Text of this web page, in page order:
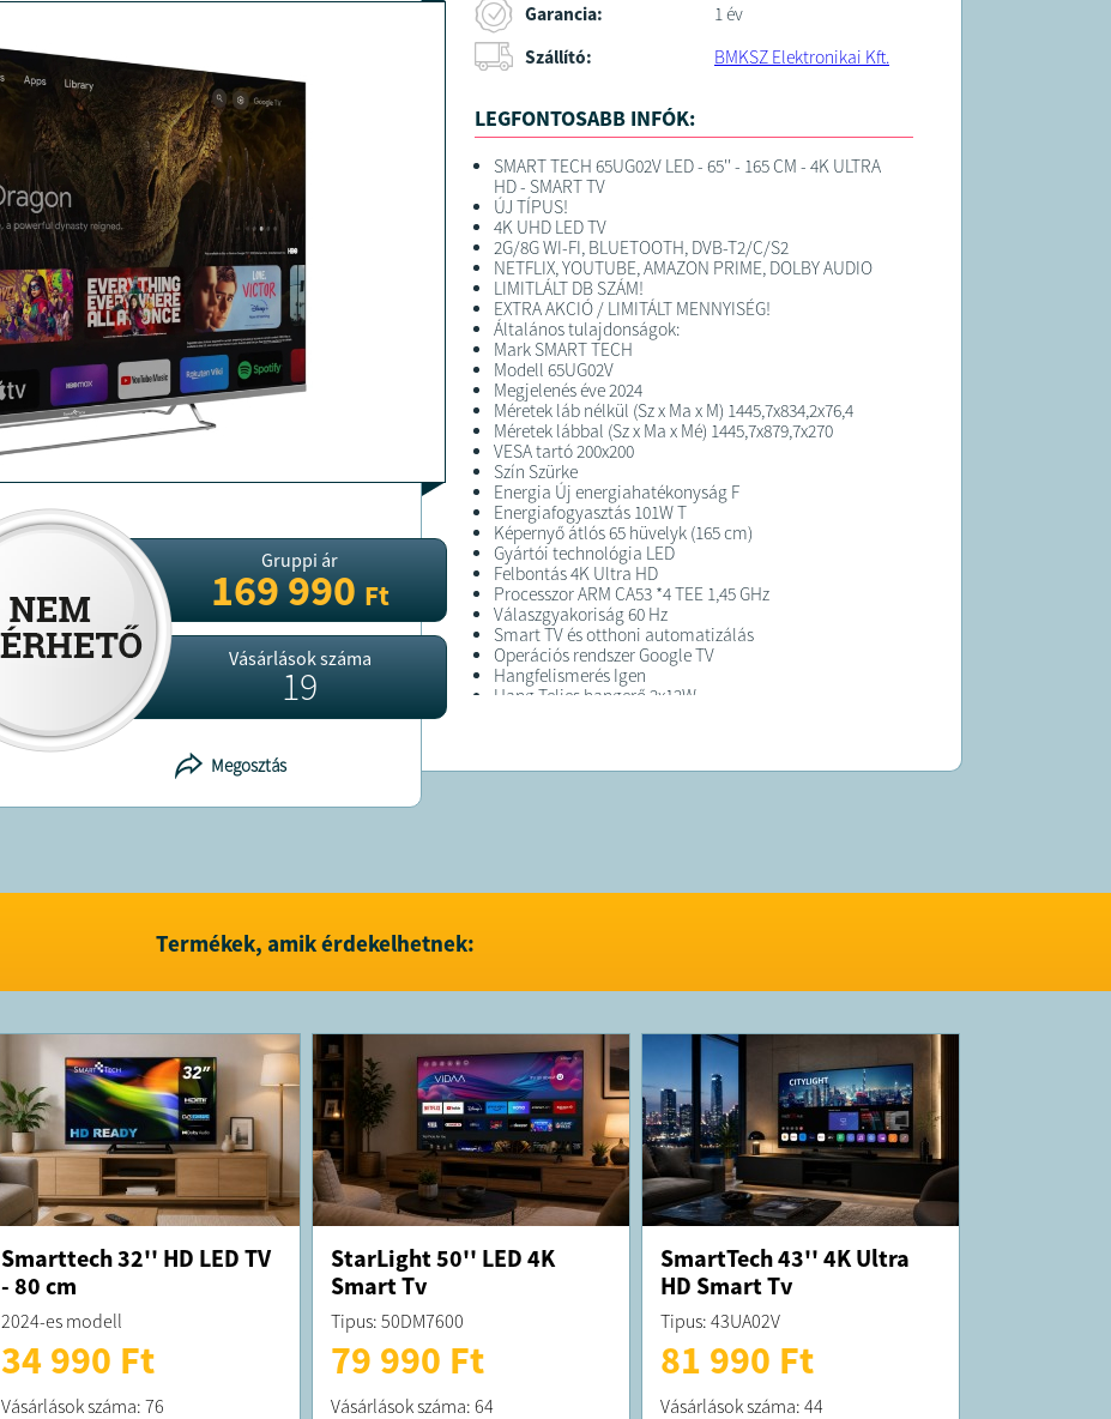
Gruppi ár
169 990Ft
Vásárlások száma
19
Megosztás
Garancia:
1 év
Szállító:
BMKSZ Elektronikai Kft.
LEGFONTOSABB INFÓK:
SMART TECH 65UG02V LED - 65'' - 165 CM - 4K ULTRA
HD - SMART TV
ÚJ TÍPUS!
4K UHD LED TV
2G/8G WI-FI, BLUETOOTH, DVB-T2/C/S2
NETFLIX, YOUTUBE, AMAZON PRIME, DOLBY AUDIO
LIMITLÁLT DB SZÁM!
EXTRA AKCIÓ / LIMITÁLT MENNYISÉG!
Általános tulajdonságok:
Mark SMART TECH
Modell 65UG02V
Megjelenés éve 2024
Méretek láb nélkül (Sz x Ma x M) 1445,7x834,2x76,4
Méretek lábbal (Sz x Ma x Mé) 1445,7x879,7x270
VESA tartó 200x200
Szín Szürke
Energia Új energiahatékonyság F
Energiafogyasztás 101W T
Képernyő átlós 65 hüvelyk (165 cm)
Gyártói technológia LED
Felbontás 4K Ultra HD
Processzor ARM CA53 *4 TEE 1,45 GHz
Válaszgyakoriság 60 Hz
Smart TV és otthoni automatizálás
Operációs rendszer Google TV
Hangfelismerés Igen
Hang Teljes hangerő 2x12W
kiszállításra kerül!
Termékek, amik érdekelhetnek:
Smarttech 32'' HD LED TV
- 80 cm
2024-es modell
34 990 Ft
Vásárlások száma: 76
StarLight 50'' LED 4K
Smart Tv
Tipus: 50DM7600
79 990 Ft
Vásárlások száma: 64
SmartTech 43'' 4K Ultra
HD Smart Tv
Tipus: 43UA02V
81 990 Ft
Vásárlások száma: 44